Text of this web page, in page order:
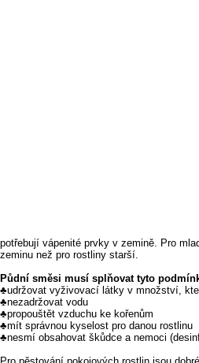
potřebují vápenité prvky v zemině. Pro
zeminu než pro rostliny starší.
Půdní směsi musí splňovat tyto
♣udržovat vyživovací látky v množství,
♣nezadržovat vodu
♣propouštět vzduchu ke kořenům
♣mít správnou kyselost pro danou rostlinu
♣nesmí obsahovat škůdce a nemoci